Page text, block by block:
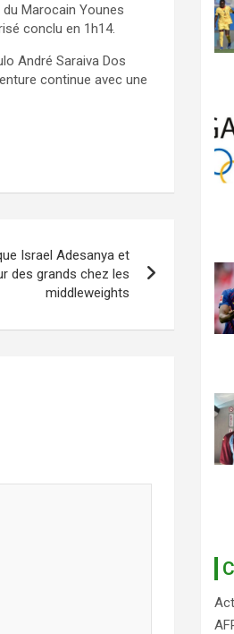
Marocain Younes
conclu en 1h14.
André Saraiva Dos
continue avec une
Israel Adesanya et
des grands chez les
middleweights